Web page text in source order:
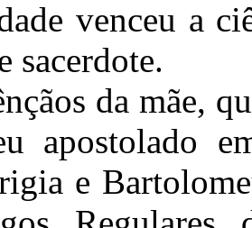
venceu a
sacerdote.
da mãe,
apostolado
e